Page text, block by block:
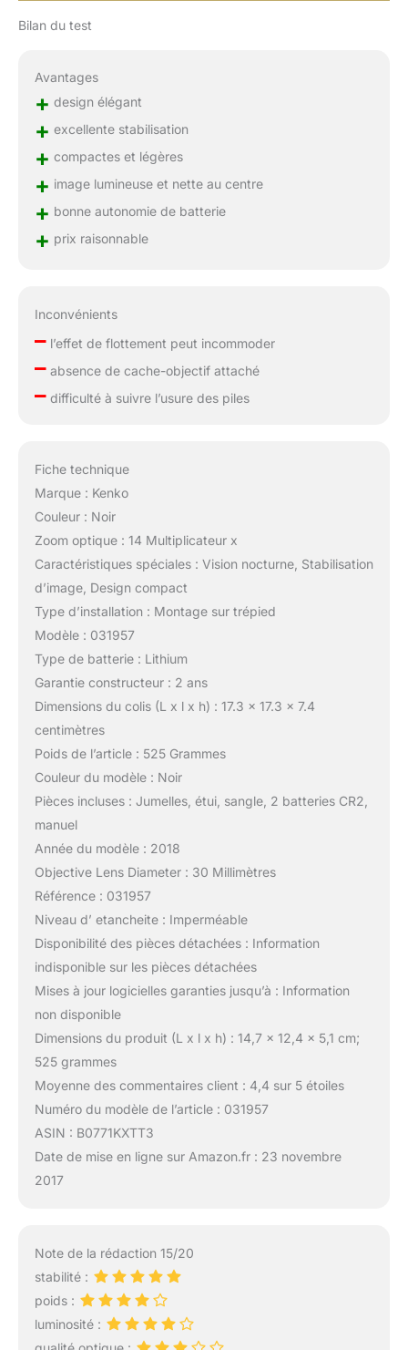
Bilan du test
Avantages
+ design élégant
+ excellente stabilisation
+ compactes et légères
+ image lumineuse et nette au centre
+ bonne autonomie de batterie
+ prix raisonnable
Inconvénients
–l’effet de flottement peut incommoder
–absence de cache-objectif attaché
–difficulté à suivre l’usure des piles
Fiche technique
Marque : Kenko
Couleur : Noir
Zoom optique : 14 Multiplicateur x
Caractéristiques spéciales : Vision nocturne, Stabilisation
d’image, Design compact
Type d’installation : Montage sur trépied
Modèle : 031957
Type de batterie : Lithium
Garantie constructeur : 2 ans
Dimensions du colis (L x l x h) : 17.3 x 17.3 x 7.4
centimètres
Poids de l’article : 525 Grammes
Couleur du modèle : Noir
Pièces incluses : Jumelles, étui, sangle, 2 batteries CR2,
manuel
Année du modèle : 2018
Objective Lens Diameter : 30 Millimètres
Référence : 031957
Niveau d’ etancheite : Imperméable
Disponibilité des pièces détachées : Information
indisponible sur les pièces détachées
Mises à jour logicielles garanties jusqu’à : Information
non disponible
Dimensions du produit (L x l x h) : 14,7 x 12,4 x 5,1 cm;
525 grammes
Moyenne des commentaires client : 4,4 sur 5 étoiles
Numéro du modèle de l’article : 031957
ASIN : B0771KXTT3
Date de mise en ligne sur Amazon.fr : 23 novembre
2017
Note de la rédaction 15/20
stabilité :
poids :
luminosité :